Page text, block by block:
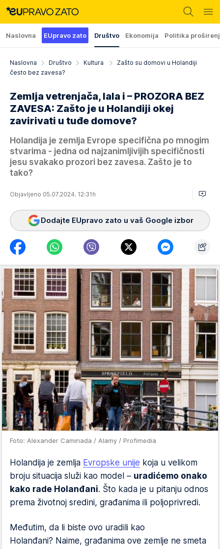
Naslovna EUpravo zato Društvo Ekonomija Politika
Naslovna Društvo Kultura
Zašto su domovi u Holandiji
često bez zavesa?
Zemlja vetrenjača, lala i – PROZORA BEZ
ZAVESA: Zašto je u Holandiji okej
zavirivati u tuđe domove?
Holandija je zemlja Evrope specifična po mnogim
stvarima - jedna od najzanimljivijih specifičnosti
jesu svakako prozori bez zavesa. Zašto je to
tako?
Objavljeno 05.07.2024. 12:31h
Dodajte EUpravo zato u vaš Google izbor
Foto: Alexander Caminada / Alamy / Profimedia
Holandija je zemlja Evropske unije koja u velikom
broju situacija služi kao model – uradićemo onako
kako rade Holanđani. Što kada je u pitanju odnos
prema životnoj sredini, građanima ili poljoprivredi.
Međutim, da li biste ovo uradili kao
Holanđani? Naime, građanima ove zemlje ne smeta